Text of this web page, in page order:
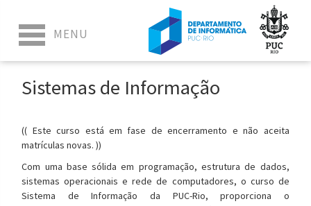
Sistemas de Informação
(( Este curso está em fase de encerramento e não aceita
matrículas novas. ))
Com uma base sólida em programação, estrutura de dados,
sistemas operacionais e rede de computadores, o curso de
Sistema de Informação da PUC-Rio, proporciona o